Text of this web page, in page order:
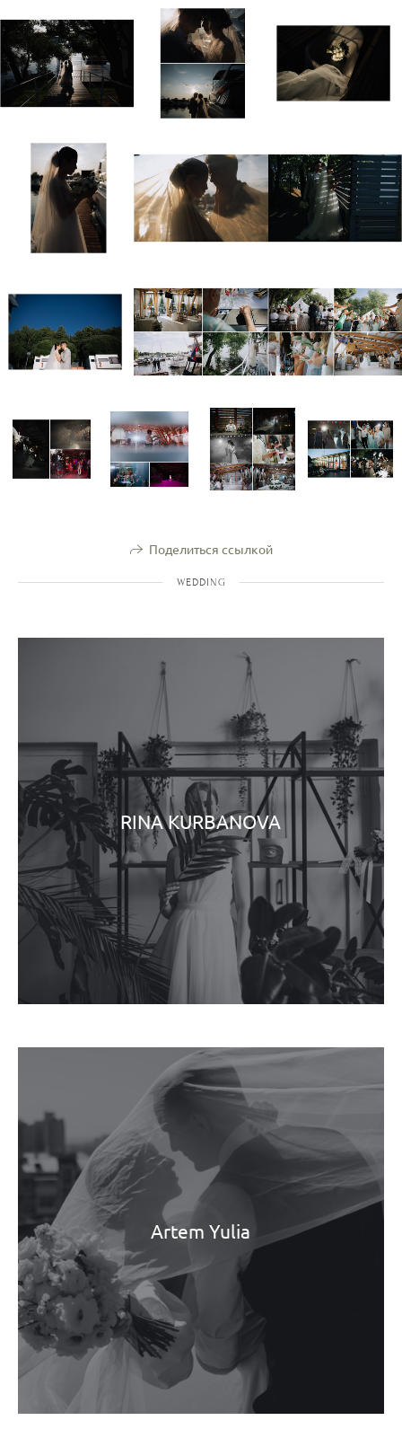
Поделиться ссылкой
WEDDING
RINA KURBANOVA
Artem Yulia